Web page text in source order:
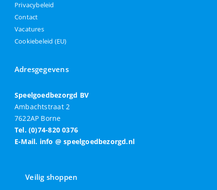
Privacybeleid
Contact
Vacatures
Cookiebeleid (EU)
Adresgegevens
Speelgoedbezorgd BV
Ambachtstraat 2
7622AP Borne
Tel. (0)74-820 0376
E-Mail. info @ speelgoedbezorgd.nl
Veilig shoppen